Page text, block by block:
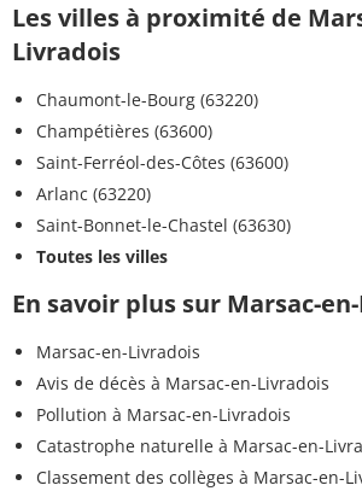
Les villes à proximité de
Livradois
Chaumont-le-Bourg (63220)
Champétières (63600)
Saint-Ferréol-des-Côtes (63600)
Arlanc (63220)
Saint-Bonnet-le-Chastel (63630)
Toutes les villes
En savoir plus sur Marsac-
Marsac-en-Livradois
Avis de décès à Marsac-en-Livradois
Pollution à Marsac-en-Livradois
Catastrophe naturelle à Marsac-en-
Classement des collèges à Marsac-en-